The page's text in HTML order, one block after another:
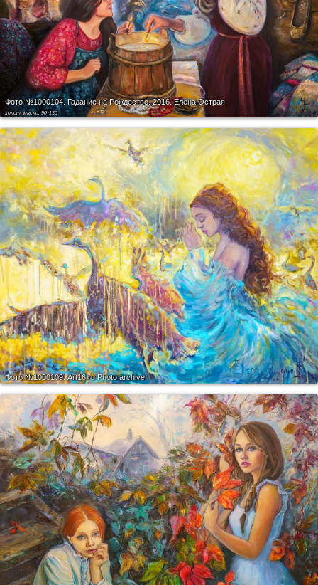
Фото №1000104.Гадание на Рождество. 2016. Елена Острая
холст, масло, 90*130
Фото №1000109.Art16.ru Photo archive